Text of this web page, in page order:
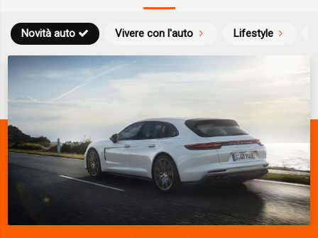
Novità auto Vivere con l'auto Lifestyle